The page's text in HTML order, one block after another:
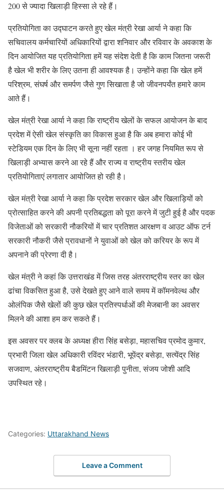
200 से ज्यादा खिलाड़ी हिस्सा ले रहे हैं।
प्रतियोगिता का उद्घाटन करते हुए खेल मंत्री रेखा आर्या ने कहा कि
सचिवालय कर्मचारियों अधिकारियों द्वारा शनिवार और रविवार के अवकाश के
दिन आयोजित यह प्रतियोगिता हमें यह संदेश देती है कि काम जितना जरूरी
है खेल भी शरीर के लिए उतना ही आवश्यक है। उन्होंने कहा कि खेल हमें
परिश्रम, संघर्ष और समर्पण जैसे गुण सिखाता है जो जीवनपर्यंत हमारे काम
आते हैं।
खेल मंत्री रेखा आर्या ने कहा कि राष्ट्रीय खेलों के सफल आयोजन के बाद
प्रदेश में ऐसी खेल संस्कृति का विकास हुआ है कि अब हमारा कोई भी
स्टेडियम एक दिन के लिए भी सूना नहीं रहता । हर जगह नियमित रूप से
खिलाड़ी अभ्यास करने आ रहे हैं और राज्य व राष्ट्रीय स्तरीय खेल
प्रतियोगिताएं लगातार आयोजित हो रही है।
खेल मंत्री रेखा आर्या ने कहा कि प्रदेश सरकार खेल और खिलाड़ियों को
प्रोत्साहित करने की अपनी प्रतिबद्धता को पूरा करने में जुटी हुई है और पदक
विजेताओं को सरकारी नौकरियों में चार प्रतिशत आरक्षण व आउट ऑफ टर्न
सरकारी नौकरी जैसे प्रावधानों ने युवाओं को खेल को करियर के रूप में
अपनाने की प्रेरणा दी है।
खेल मंत्री ने कहां कि उत्तराखंड में जिस तरह अंतरराष्ट्रीय स्तर का खेल
ढांचा विकसित हुआ है, उसे देखते हुए आने वाले समय में कॉमनवेल्थ और
ओलंपिक जैसे खेलों की कुछ खेल प्रतिस्पर्धाओं की मेजबानी का अवसर
मिलने की आशा हम कर सकते हैं।
इस अवसर पर क्लब के अध्यक्ष हीरा सिंह बसेड़ा, महासचिव प्रमोद कुमार,
प्रभारी जिला खेल अधिकारी रविंदर भंडारी, भूपेंद्र बसेड़ा, सत्येंद्र सिंह
सजवाण, अंतरराष्ट्रीय बैडमिंटन खिलाड़ी पुनीता, संजय जोशी आदि
उपस्थित रहे।
Categories: Uttarakhand News
Leave a Comment